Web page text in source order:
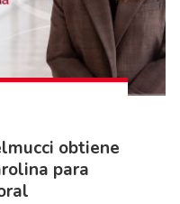
obtiene
para